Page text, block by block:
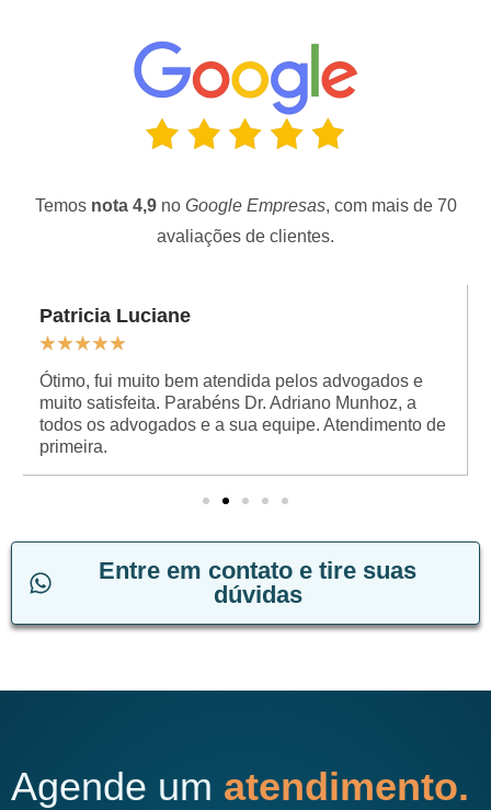
Temos nota 4,9 no Google Empresas, com mais de 70
avaliações de clientes.
Patricia Luciane
★★★★★
Ótimo, fui muito bem atendida pelos advogados e
muito satisfeita. Parabéns Dr. Adriano Munhoz, a
todos os advogados e a sua equipe. Atendimento de
primeira.
Entre em contato e tire suas
dúvidas
Agende um atendimento.